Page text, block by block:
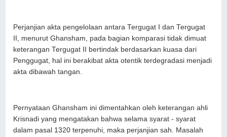
Perjanjian akta pengelolaan antara Tergugat I dan Tergugat
II, menurut Ghansham, pada bagian komparasi tidak dimuat
keterangan Tergugat II bertindak berdasarkan kuasa dari
Penggugat, hal ini berakibat akta otentik terdegradasi menjadi
akta dibawah tangan.
Pernyataan Ghansham ini dimentahkan oleh keterangan ahli
Krisnadi yang mengatakan bahwa selama syarat - syarat
dalam pasal 1320 terpenuhi, maka perjanjian sah. Masalah